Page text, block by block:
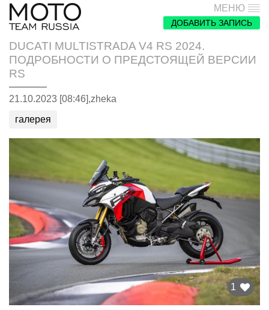
МЕНЮ
ДОБАВИТЬ ЗАПИСЬ
DUCATI MULTISTRADA V4 RS 2024.
ПОДРОБНОСТИ О ПРЕДСТОЯЩЕЙ ВЕРСИИ
RS
21.10.2023 [08:46],zheka
галерея
1